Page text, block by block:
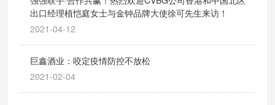
出口经理植恺庭女士与金钟品牌大使徐可先生来访！
2021-04-12
巨鑫酒业：咬定疫情防控不放松
2021-02-04